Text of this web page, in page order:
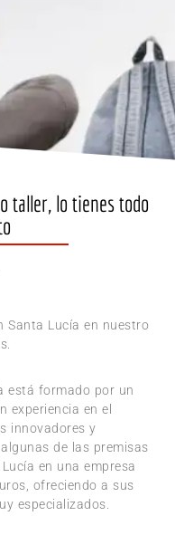
taller, lo tienes todo
Santa Lucía en nuestro
está formado por un
experiencia en el
innovadores y
de las premisas
en una empresa
ofreciendo a sus
especializados.